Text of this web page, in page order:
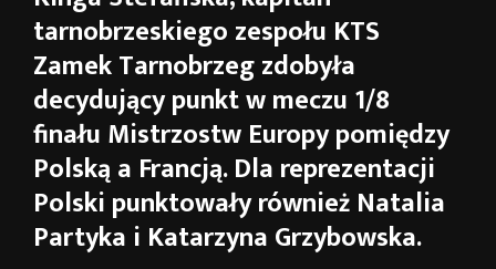
tarnobrzeskiego zespołu KTS
Zamek Tarnobrzeg zdobyła
decydujący punkt w meczu 1/8
finału Mistrzostw Europy pomiędzy
Polską a Francją. Dla reprezentacji
Polski punktowały również Natalia
Partyka i Katarzyna Grzybowska.